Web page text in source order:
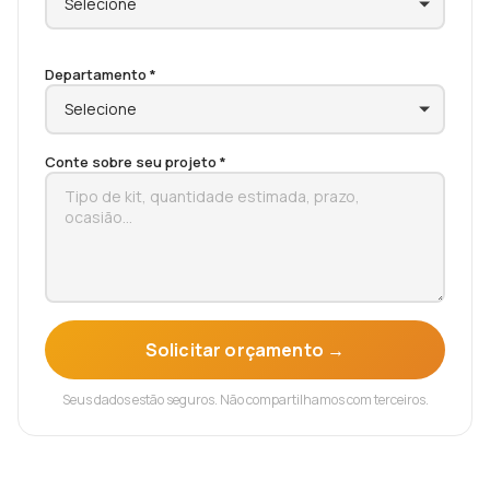
Departamento *
Conte sobre seu projeto *
Solicitar orçamento →
Seus dados estão seguros. Não compartilhamos com terceiros.